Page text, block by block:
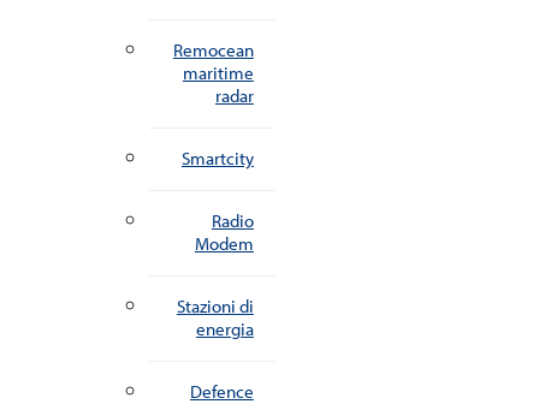
Remocean
maritime
radar
Smartcity
Radio
Modem
Stazioni di
energia
Defence